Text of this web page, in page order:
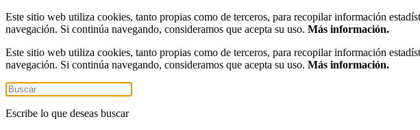
Este sitio web utiliza cookies, tanto propias como de terceros, para recopilar información
navegación. Si continúa navegando, consideramos que acepta su uso. Más información.
Este sitio web utiliza cookies, tanto propias como de terceros, para recopilar información
navegación. Si continúa navegando, consideramos que acepta su uso. Más información.
Escribe lo que deseas buscar